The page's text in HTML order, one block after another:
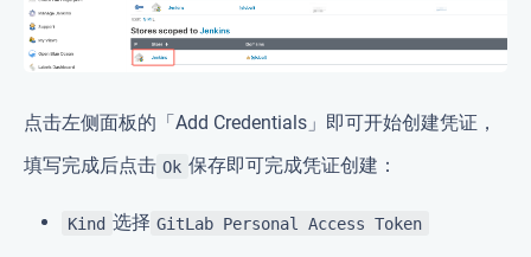
点击左侧面板的「Add Credentials」即可开始创建凭证，
填写完成后点击 Ok 保存即可完成凭证创建：
Kind 选择 GitLab Personal Access Token